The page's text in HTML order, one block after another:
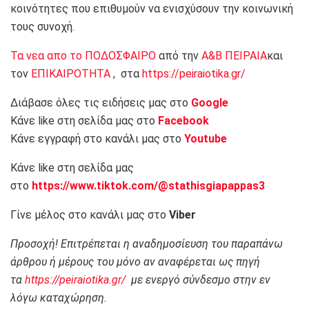
κοινότητες που επιθυμούν να ενισχύσουν την κοινωνική
τους συνοχή.
Τα νεα απο το ΠΟΔΟΣΦΑΙΡΟ από την Α&Β ΠΕΙΡΑΙΑκαι
τον ΕΠΙΚΑΙΡΟΤΗΤΑ , στα https://peiraiotika.gr/
Διάβασε όλες τις ειδήσεις μας στο Google
Κάνε like στη σελίδα μας στο Facebook
Κάνε εγγραφή στο κανάλι μας στο Youtube
Κάνε like στη σελίδα μας
στο https://www.tiktok.com/@stathisgiapappas3
Γίνε μέλος στο κανάλι μας στο Viber
Προσοχή! Επιτρέπεται η αναδημοσίευση του παραπάνω
άρθρου ή μέρους του μόνο αν αναφέρεται ως πηγή
τα https://peiraiotika.gr/με ενεργό σύνδεσμο στην εν
λόγω καταχώρηση.